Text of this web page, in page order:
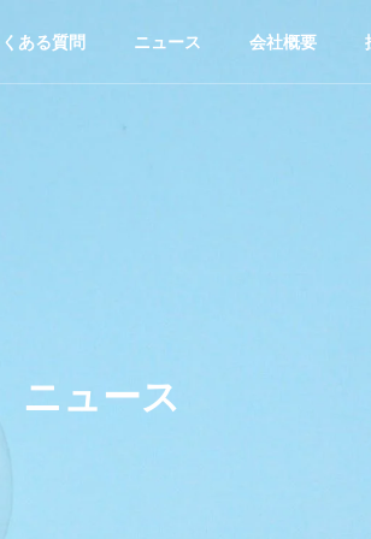
ある質問 ニュース 会社概要
ニュース